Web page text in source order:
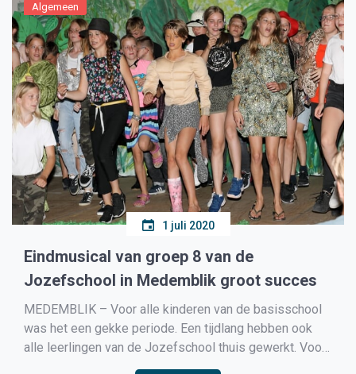
Algemeen
1 juli 2020
Eindmusical van groep 8 van de
Jozefschool in Medemblik groot succes
MEDEMBLIK – Voor alle kinderen van de basisschool
was het een gekke periode. Een tijdlang hebben ook
alle leerlingen van de Jozefschool thuis gewerkt. Voor
groep 8 was het ook niet zo leuk: het kamp naar Texel